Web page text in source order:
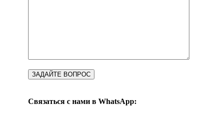
Связаться с нами в WhatsApp: